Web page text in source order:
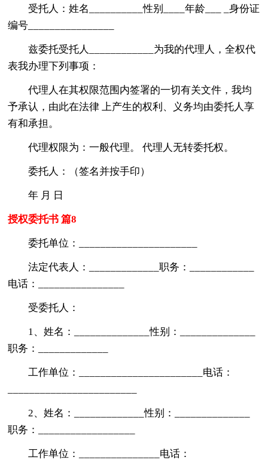
受托人：姓名__________性别____年龄___ _身份证
编号________________
兹委托受托人____________为我的代理人，全权代
表我办理下列事项：
代理人在其权限范围内签署的一切有关文件，我均
予承认，由此在法律 上产生的权利、义务均由委托人享
有和承担。
代理权限为：一般代理。 代理人无转委托权。
委托人：（签名并按手印）
年 月 日
授权委托书 篇8
委托单位：______________________
法定代表人：_____________职务：____________
电话：________________
受委托人：
1、姓名：______________性别：______________
职务：_____________
工作单位：_______________________电话：
2、姓名：_____________性别：______________
职务：__________________
工作单位：_______________电话：